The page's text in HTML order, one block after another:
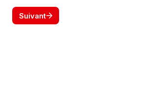
Suivant